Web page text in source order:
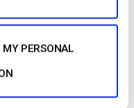
PERSONAL
di contatto
con il canale TV Roku.